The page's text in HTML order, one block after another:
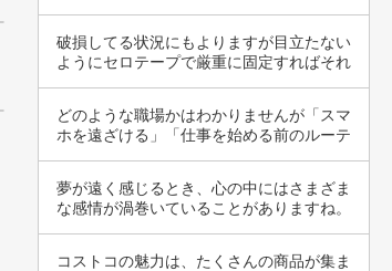
破損してる状況にもよりますが目立たない
ようにセロテープで厳重に固定すればそれ
どのような職場かはわかりませんが「スマ
ホを遠ざける」「仕事を始める前のルーテ
夢が遠く感じるとき、心の中にはさまざま
な感情が渦巻いていることがありますね。
コストコの魅力は、たくさんの商品が集ま